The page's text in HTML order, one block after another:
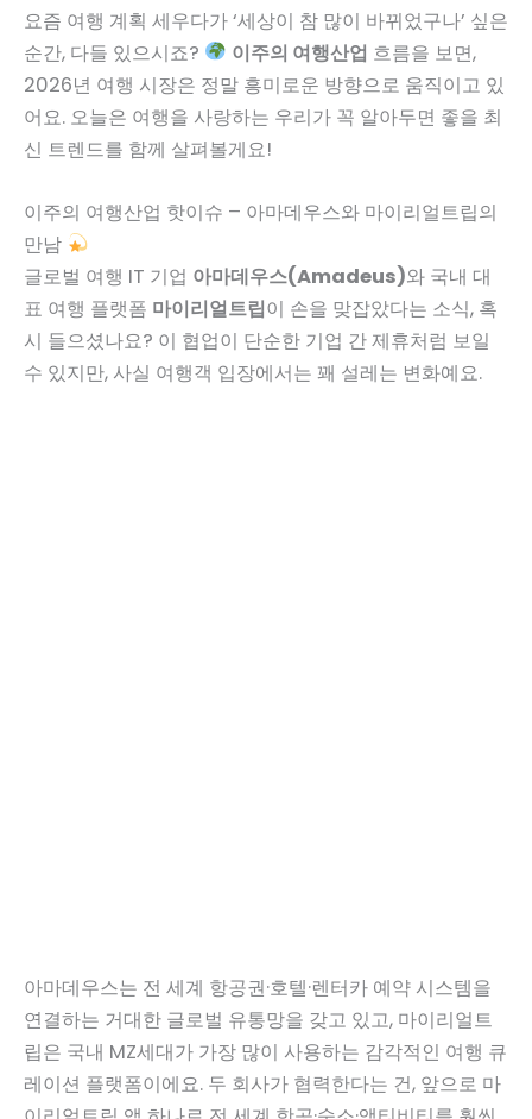
요즘 여행 계획 세우다가 ‘세상이 참 많이 바뀌었구나’ 싶은
순간, 다들 있으시죠?
이주의 여행산업 흐름을 보면,
2026년 여행 시장은 정말 흥미로운 방향으로 움직이고 있
어요. 오늘은 여행을 사랑하는 우리가 꼭 알아두면 좋을 최
신 트렌드를 함께 살펴볼게요!
이주의 여행산업 핫이슈 – 아마데우스와 마이리얼트립의
만남
글로벌 여행 IT 기업 아마데우스(Amadeus)와 국내 대
표 여행 플랫폼 마이리얼트립이 손을 맞잡았다는 소식, 혹
시 들으셨나요? 이 협업이 단순한 기업 간 제휴처럼 보일
수 있지만, 사실 여행객 입장에서는 꽤 설레는 변화예요.
아마데우스는 전 세계 항공권·호텔·렌터카 예약 시스템을
연결하는 거대한 글로벌 유통망을 갖고 있고, 마이리얼트
립은 국내 MZ세대가 가장 많이 사용하는 감각적인 여행 큐
레이션 플랫폼이에요. 두 회사가 협력한다는 건, 앞으로 마